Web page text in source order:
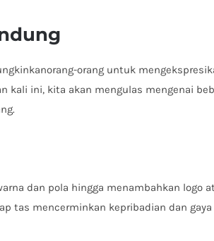
orang untuk
kali ini, kita akan mengulas mengenai
dan pola hingga menambahkan logo
tas mencerminkan kepribadian dan